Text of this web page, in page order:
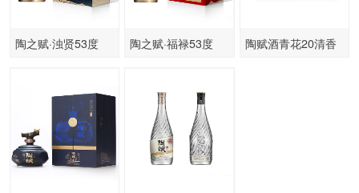
陶之赋·浊贤53度
陶之赋·福禄53度
陶赋酒青花20清香